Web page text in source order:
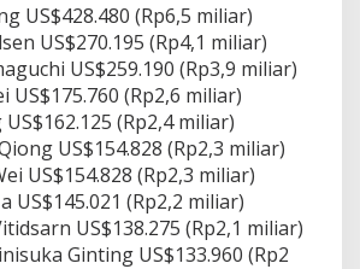
US$428.480 (Rp6,5 miliar)
US$270.195 (Rp4,1 miliar)
US$259.190 (Rp3,9 miliar)
US$175.760 (Rp2,6 miliar)
US$162.125 (Rp2,4 miliar)
US$154.828 (Rp2,3 miliar)
US$154.828 (Rp2,3 miliar)
US$145.021 (Rp2,2 miliar)
US$138.275 (Rp2,1 miliar)
Ginting US$133.960 (Rp2